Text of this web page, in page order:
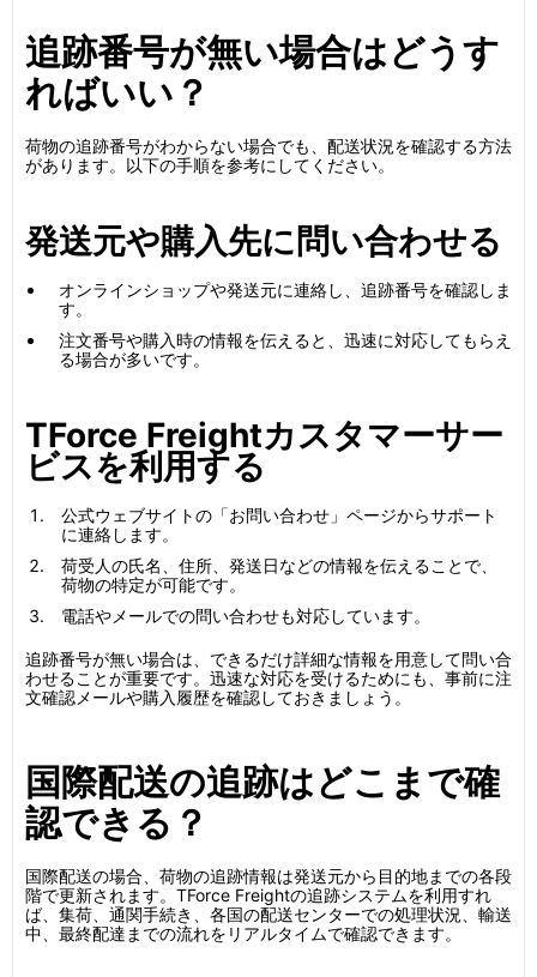
追跡番号が無い場合はどうす
ればいい？
荷物の追跡番号がわからない場合でも、配送状況を確認する方法
があります。以下の手順を参考にしてください。
発送元や購入先に問い合わせる
オンラインショップや発送元に連絡し、追跡番号を確認しま
す。
注文番号や購入時の情報を伝えると、迅速に対応してもらえ
る場合が多いです。
TForce Freightカスタマーサー
ビスを利用する
公式ウェブサイトの「お問い合わせ」ページからサポート
に連絡します。
荷受人の氏名、住所、発送日などの情報を伝えることで、
荷物の特定が可能です。
電話やメールでの問い合わせも対応しています。
追跡番号が無い場合は、できるだけ詳細な情報を用意して問い合
わせることが重要です。迅速な対応を受けるためにも、事前に注
文確認メールや購入履歴を確認しておきましょう。
国際配送の追跡はどこまで確
認できる？
国際配送の場合、荷物の追跡情報は発送元から目的地までの各段
階で更新されます。TForce Freightの追跡システムを利用すれ
ば、集荷、通関手続き、各国の配送センターでの処理状況、輸送
中、最終配達までの流れをリアルタイムで確認できます。